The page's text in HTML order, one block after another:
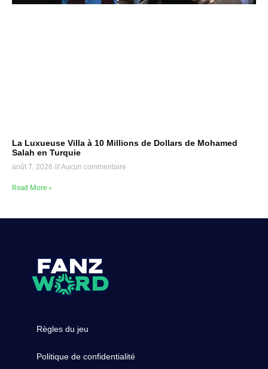
La Luxueuse Villa à 10 Millions de Dollars de Mohamed
Salah en Turquie
août 7, 2026 Aucun commentaire
Read More »
Règles du jeu
Politique de confidentialité